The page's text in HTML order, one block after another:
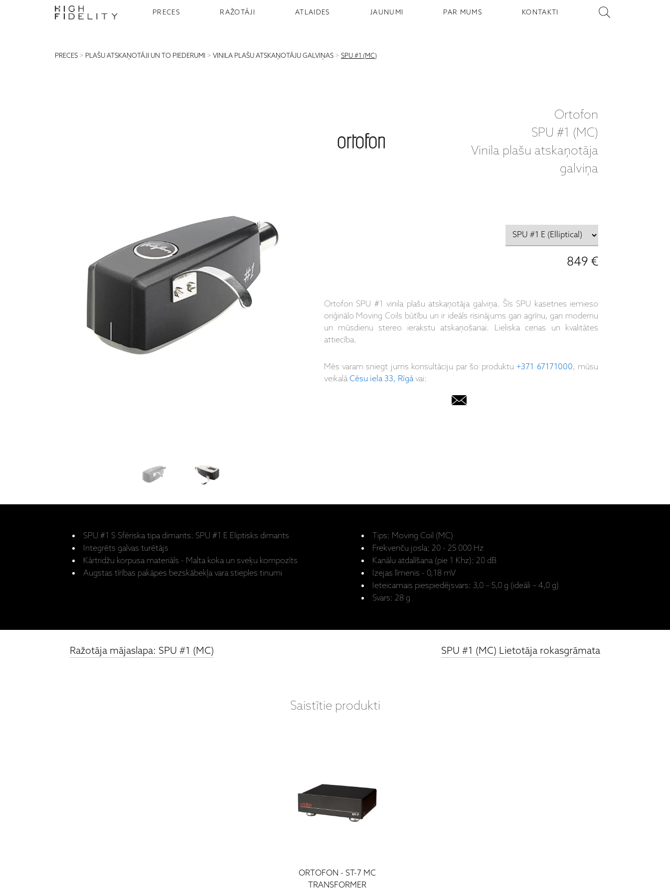
PRECES RAŽOTĀJI ATLAIDES JAUNUMI PAR MUMS KONTAKTI
PRECES > PLAŠU ATSKAŅOTĀJI UN TO PIEDERUMI > VINILA PLAŠU ATSKAŅOTĀJU GALVIŅAS > SPU #1 (MC)
Ortofon
SPU #1 (MC)
Vinila plašu atskaņotāja
galviņa
849 €
Ortofon SPU #1 vinila plašu atskaņotāja galviņa. Šīs SPU kasetnes iemieso
oriģinālo Moving Coils būtību un ir ideāls risinājums gan agrīnu, gan modernu
un mūsdienu stereo ierakstu atskaņošanai. Lieliska cenas un kvalitātes
attiecība.
Mēs varam sniegt jums konsultāciju par šo produktu+371 67171000, mūsu
veikalāCēsu iela 33, Rīgāvai:
SPU #1 S Sfēriska tipa dimants. SPU #1 E Eliptisks dimants
Integrēts galvas turētājs
Kārtridžu korpusa materiāls - Malta koka un sveķu kompozīts
Augstas tīrības pakāpes bezskābekļa vara stieples tinumi
Tips: Moving Coil (MC)
Frekvenču josla: 20 - 25 000 Hz
Kanālu atdalīšana (pie 1 Khz): 20 dB
Izejas līmenis - 0,18 mV
Ieteicamais piespiedējsvars: 3,0 – 5,0 g (ideāli – 4,0 g)
Svars: 28 g
Ražotāja mājaslapa: SPU #1 (MC) SPU #1 (MC) Lietotāja rokasgrāmata
Saistītie produkti
ORTOFON - ST-7 MC
TRANSFORMER